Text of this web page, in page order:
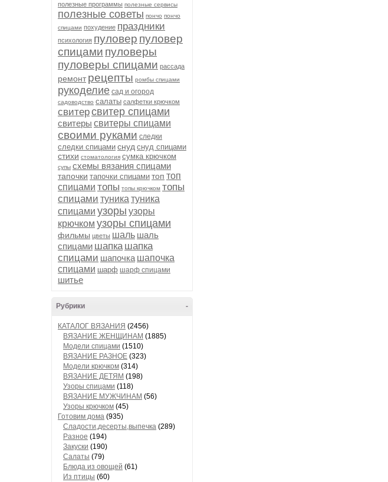
полезные программы полезные сервисы
полезные советы пончо пончо
спицами похудение праздники
психология пуловер пуловер
спицами пуловеры
пуловеры спицами рассада
ремонт рецепты ромбы спицами
рукоделие сад и огород
садоводство салаты салфетки крючком
свитерсвитер спицами
свитеры свитеры спицами
своими руками следки
следки спицами снуд снуд спицами
стихи стоматология сумка крючком
супы схемы вязания спицами
тапочки тапочки спицами топ топ
спицами топы топы крючком топы
спицами туника туника
спицами узоры узоры
крючком узоры спицами
фильмы цветы шаль шаль
спицами шапка шапка
спицами шапочка шапочка
спицами шарф шарф спицами
шитье
-
Рубрики
КАТАЛОГ ВЯЗАНИЯ (2456)
ВЯЗАНИЕ ЖЕНЩИНАМ (1885)
Модели спицами (1510)
ВЯЗАНИЕ РАЗНОЕ (323)
Модели крючком (314)
ВЯЗАНИЕ ДЕТЯМ (198)
Узоры спицами (118)
ВЯЗАНИЕ МУЖЧИНАМ (56)
Узоры крючком (45)
Готовим дома (935)
Сладости,десерты,выпечка (289)
Разное (194)
Закуски (190)
Салаты (79)
Блюда из овощей (61)
Из птицы (60)